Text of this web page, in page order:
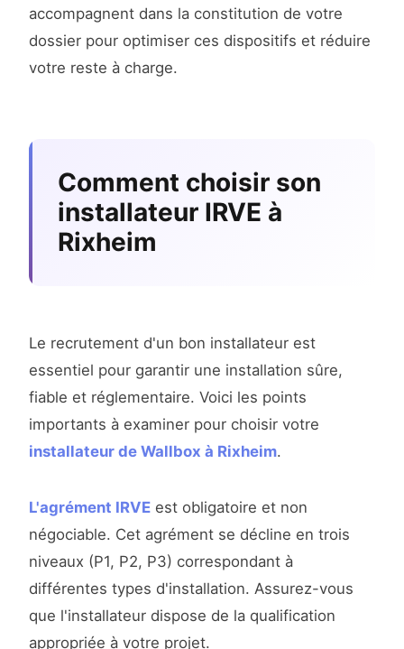
accompagnent dans la constitution de votre
dossier pour optimiser ces dispositifs et réduire
votre reste à charge.
Comment choisir son
installateur IRVE à
Rixheim
Le recrutement d'un bon installateur est
essentiel pour garantir une installation sûre,
fiable et réglementaire. Voici les points
importants à examiner pour choisir votre
installateur de Wallbox à Rixheim.
L'agrément IRVE est obligatoire et non
négociable. Cet agrément se décline en trois
niveaux (P1, P2, P3) correspondant à
différentes types d'installation. Assurez-vous
que l'installateur dispose de la qualification
appropriée à votre projet.